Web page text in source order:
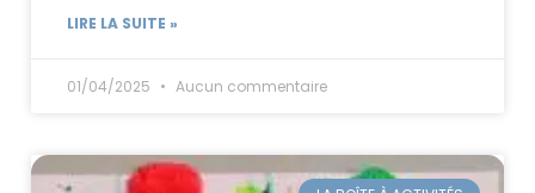
LIRE LA SUITE »
01/04/2025 Aucun commentaire